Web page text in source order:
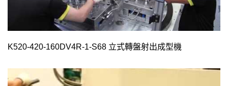
K520-420-160DV4R-1-S68 立式轉盤射出成型機